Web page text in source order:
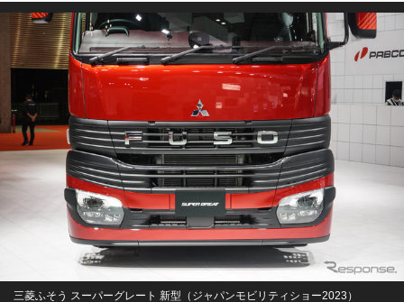
三菱ふそう スーパーグレート 新型（ジャパンモビリティショー2023）